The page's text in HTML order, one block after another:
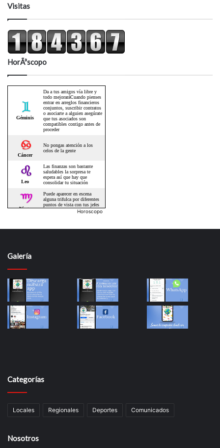
Visitas
HorÃ³scopo
Horoscopo
Galería
Categorías
Locales Regionales Deportes Comunicados
Nosotros